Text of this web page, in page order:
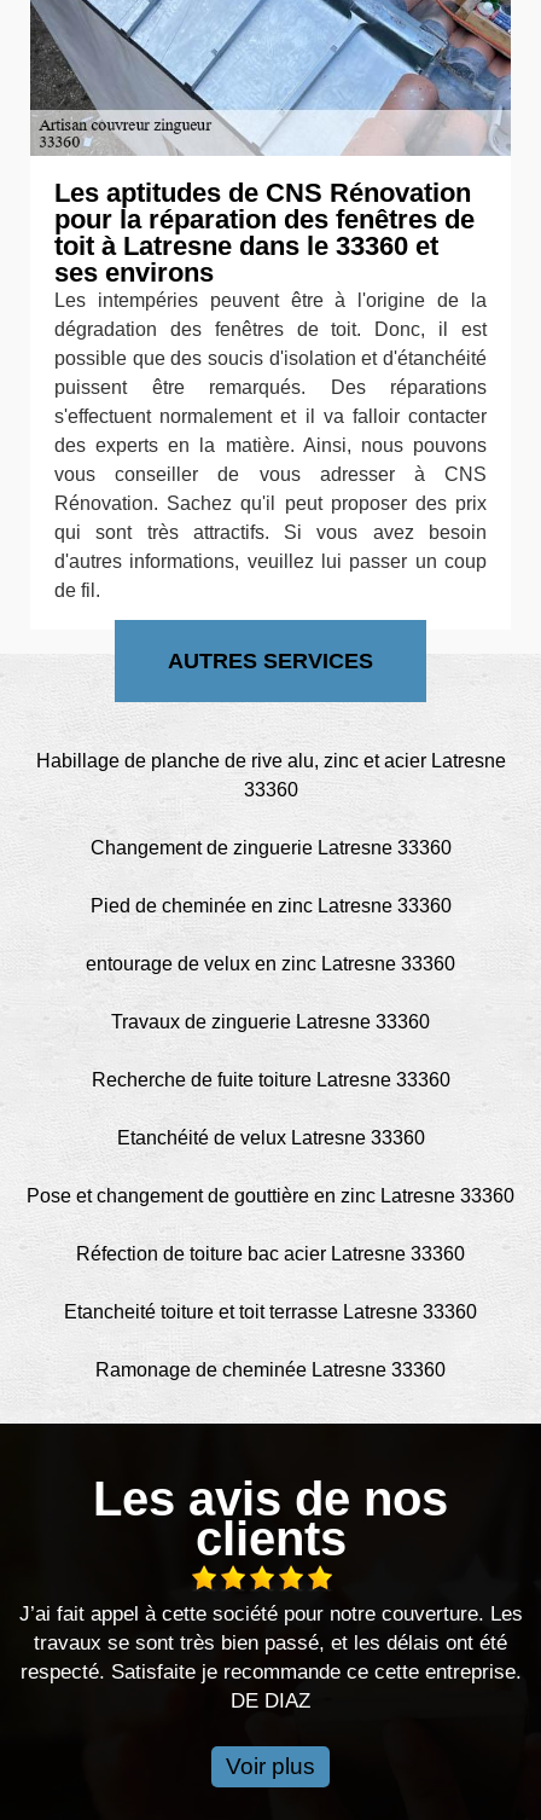
Les aptitudes de CNS Rénovation
pour la réparation des fenêtres de
toit à Latresne dans le 33360 et
ses environs
Les intempéries peuvent être à l'origine de la
dégradation des fenêtres de toit. Donc, il est
possible que des soucis d'isolation et d'étanchéité
puissent être remarqués. Des réparations
s'effectuent normalement et il va falloir contacter
des experts en la matière. Ainsi, nous pouvons
vous conseiller de vous adresser à CNS
Rénovation. Sachez qu'il peut proposer des prix
qui sont très attractifs. Si vous avez besoin
d'autres informations, veuillez lui passer un coup
de fil.
AUTRES SERVICES
Habillage de planche de rive alu, zinc et acier Latresne
33360
Changement de zinguerie Latresne 33360
Pied de cheminée en zinc Latresne 33360
entourage de velux en zinc Latresne 33360
Travaux de zinguerie Latresne 33360
Recherche de fuite toiture Latresne 33360
Etanchéité de velux Latresne 33360
Pose et changement de gouttière en zinc Latresne 33360
Réfection de toiture bac acier Latresne 33360
Etancheité toiture et toit terrasse Latresne 33360
Ramonage de cheminée Latresne 33360
Les avis de nos
clients
à cette société pour notre couverture. Les
sont très bien passé, et les délais ont été
je recommande ce cette entreprise.
Bonjour,
ont été
Voir plus